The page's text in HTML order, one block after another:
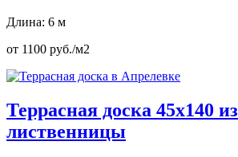
Длина: 6 м
от 1100 руб./м2
Террасная доска 45х140 из
лиственницы